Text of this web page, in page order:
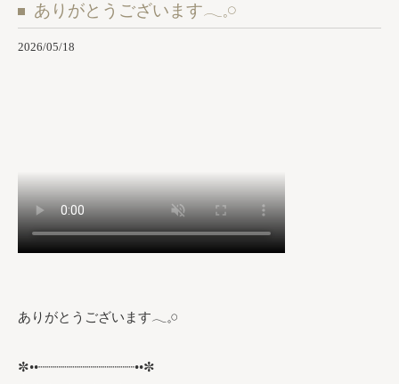
ありがとうございます𓂃𓈒𓏸︎︎︎︎
2026/05/18
ありがとうございます𓂃𓈒𓏸︎︎︎︎
✼••┈┈┈┈┈┈┈┈┈┈┈┈••✼